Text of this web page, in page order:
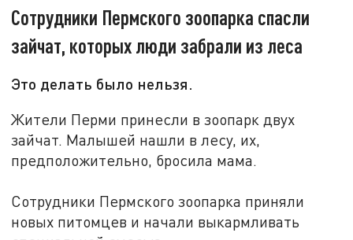
Сотрудники Пермского зоопарка спасли
зайчат, которых люди забрали из леса
Это делать было нельзя.
Жители Перми принесли в зоопарк двух
зайчат. Малышей нашли в лесу, их,
предположительно, бросила мама.
Сотрудники Пермского зоопарка приняли
новых питомцев и начали выкармливать